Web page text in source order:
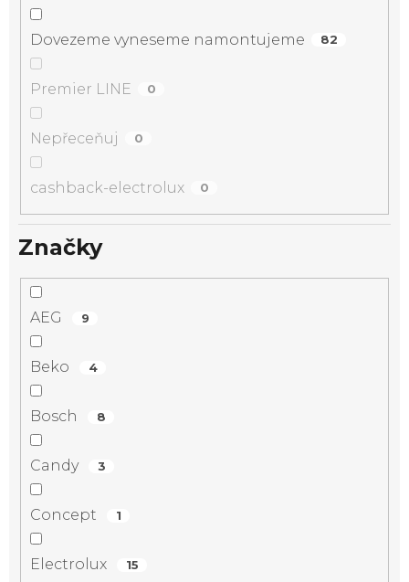
Dovezeme vyneseme namontujeme 82
Premier LINE 0
Nepřeceňuj 0
cashback-electrolux 0
Značky
AEG 9
Beko 4
Bosch 8
Candy 3
Concept 1
Electrolux 15